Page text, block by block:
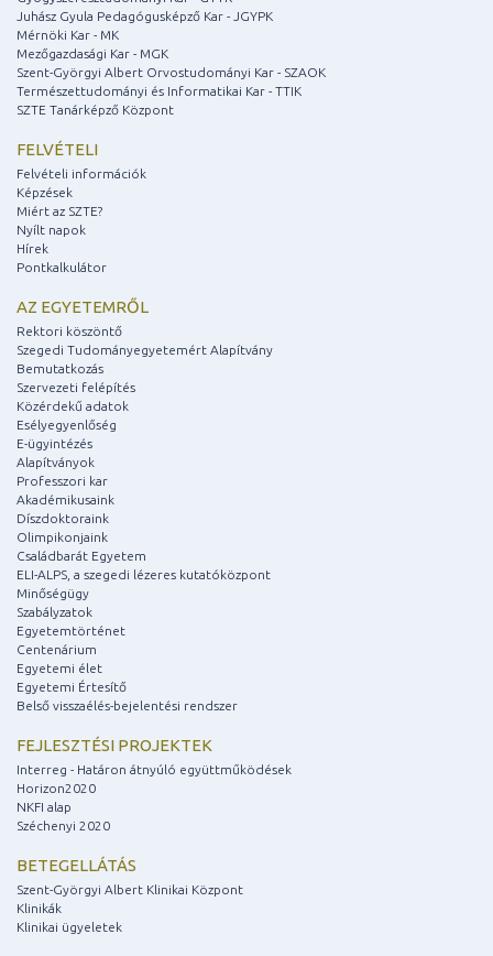
Juhász Gyula Pedagógusképző Kar - JGYPK
Mérnöki Kar - MK
Mezőgazdasági Kar - MGK
Szent-Györgyi Albert Orvostudományi Kar - SZAOK
Természettudományi és Informatikai Kar - TTIK
SZTE Tanárképző Központ
FELVÉTELI
Felvételi információk
Képzések
Miért az SZTE?
Nyílt napok
Hírek
Pontkalkulátor
AZ EGYETEMRŐL
Rektori köszöntő
Szegedi Tudományegyetemért Alapítvány
Bemutatkozás
Szervezeti felépítés
Közérdekű adatok
Esélyegyenlőség
E-ügyintézés
Alapítványok
Professzori kar
Akadémikusaink
Díszdoktoraink
Olimpikonjaink
Családbarát Egyetem
ELI-ALPS, a szegedi lézeres kutatóközpont
Minőségügy
Szabályzatok
Egyetemtörténet
Centenárium
Egyetemi élet
Egyetemi Értesítő
Belső visszaélés-bejelentési rendszer
FEJLESZTÉSI PROJEKTEK
Interreg - Határon átnyúló együttműködések
Horizon2020
NKFI alap
Széchenyi 2020
BETEGELLÁTÁS
Szent-Györgyi Albert Klinikai Központ
Klinikák
Klinikai ügyeletek